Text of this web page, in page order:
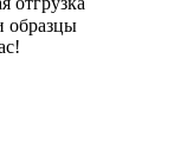
образцы